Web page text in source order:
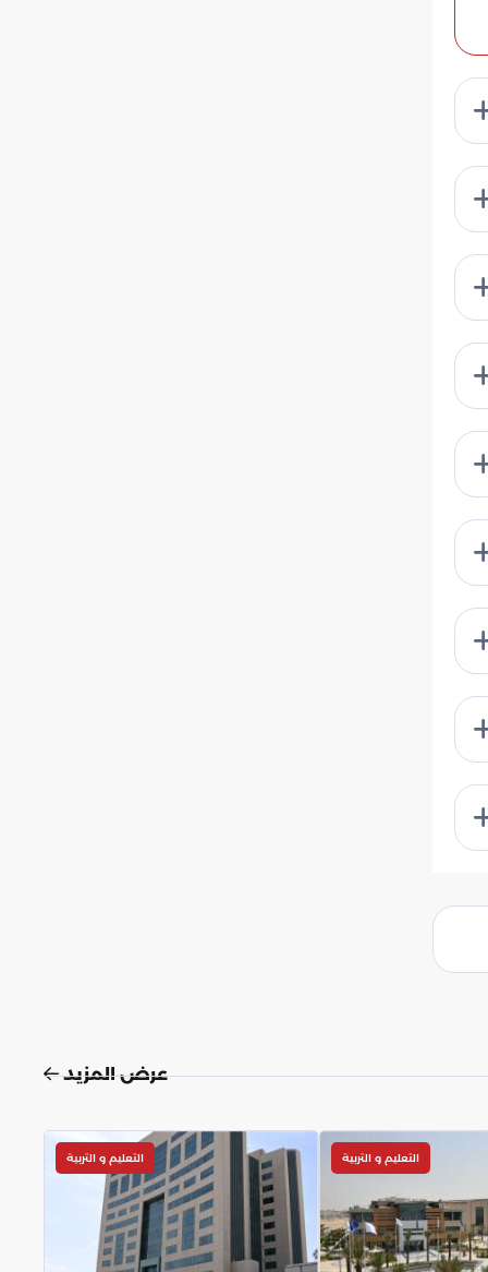
عرض المزيد
التعليم و التربية التعليم و التربية